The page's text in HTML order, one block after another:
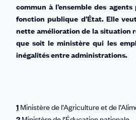
commun à l’ensemble des agents
fonction publique d’État. Elle
nette amélioration de la situation
que soit le ministère qui les
inégalités entre administrations.
1 Ministère de l’Agriculture et de